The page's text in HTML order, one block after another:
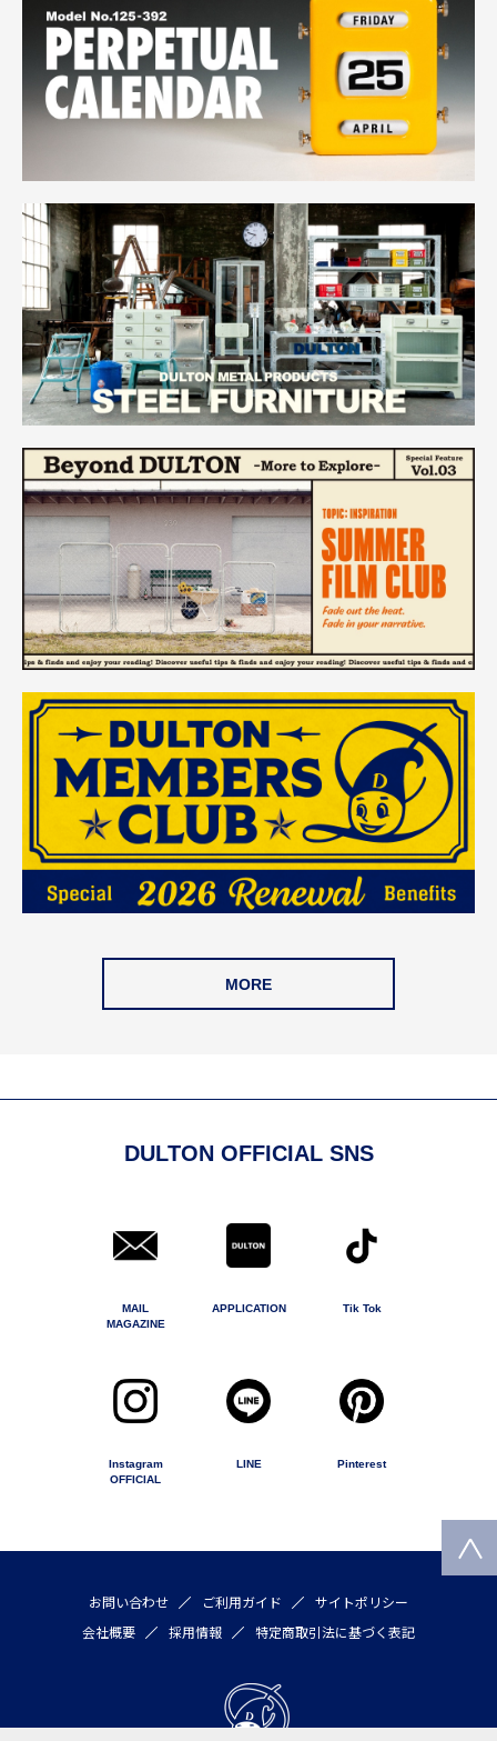
MORE
DULTON OFFICIAL SNS
MAIL
MAGAZINE
APPLICATION Tik Tok
Instagram
OFFICIAL
LINE Pinterest
お問い合わせ ご利用ガイド
サイトポリシー
会社概要
採用情報 特定商取引法に基づく表記